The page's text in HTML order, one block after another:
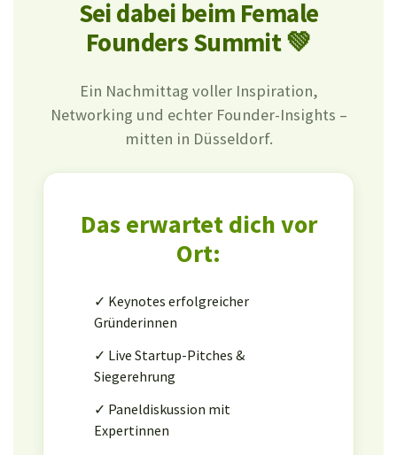
Sei dabei beim Female
Founders Summit 💚
Ein Nachmittag voller Inspiration,
Networking und echter Founder-Insights –
mitten in Düsseldorf.
Das erwartet dich vor
Ort:
✓ Keynotes erfolgreicher
Gründerinnen
✓ Live Startup-Pitches &
Siegerehrung
✓ Paneldiskussion mit
Expertinnen